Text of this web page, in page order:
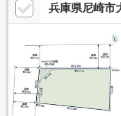
兵庫県尼崎市